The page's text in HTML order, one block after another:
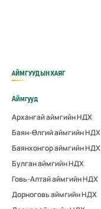
АЙМГУУДЫН ХАЯГ
Аймгууд
Архангай аймгийн НДХ
Баян-Өлгий аймгийн НДХ
Баянхонгор аймгийн НДХ
Булган аймгийн НДХ
Говь-Алтай аймгийн НДХ
Дорноговь аймгийн НДХ